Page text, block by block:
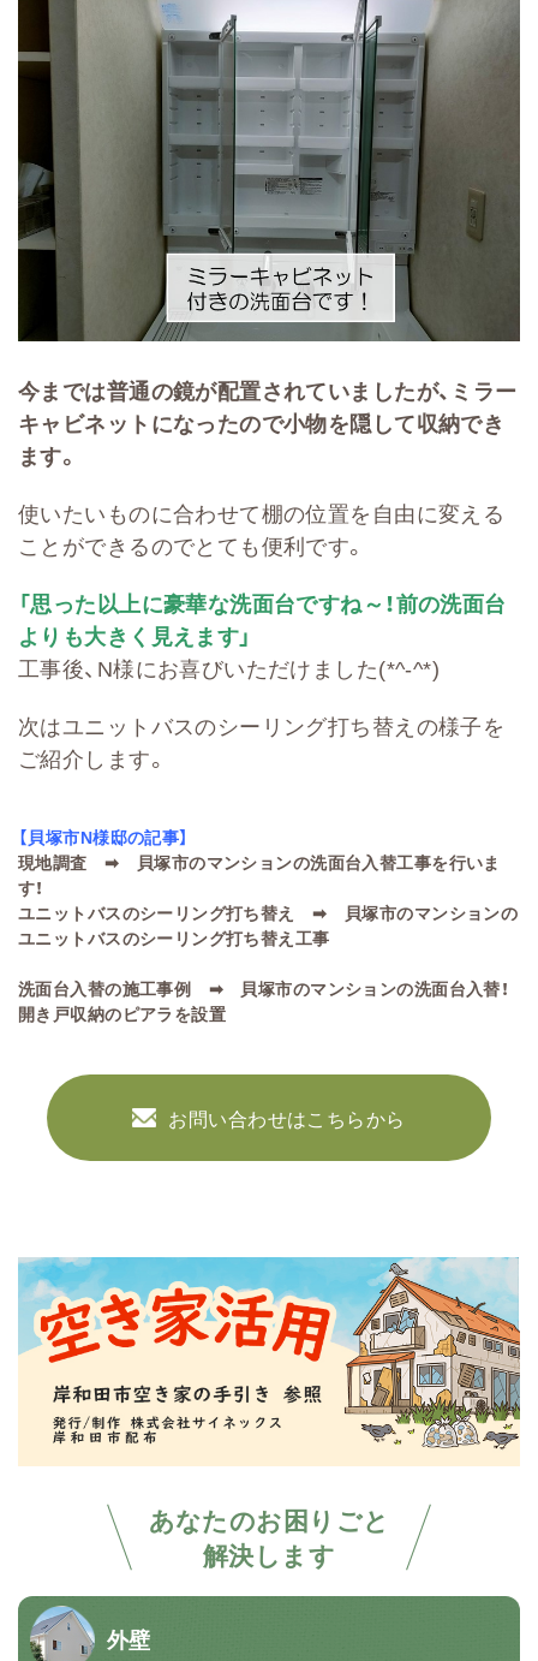
あなたのお困りごと
解決します
外壁
今までは普通の鏡が配置されていましたが、ミラー
キャビネットになったので小物を隠して収納でき
ます。
使いたいものに合わせて棚の位置を自由に変える
ことができるのでとても便利です。
「思った以上に豪華な洗面台ですね～！前の洗面台
よりも大きく見えます」
工事後、N様にお喜びいただけました(*^-^*)
次はユニットバスのシーリング打ち替えの様子を
ご紹介します。
【貝塚市N様邸の記事】
現地調査 ➡
貝塚市のマンションの洗面台入替工事を行いま
す！
ユニットバスのシーリング打ち替え ➡
貝塚市のマンションの
ユニットバスのシーリング打ち替え工事
洗面台入替の施工事例 ➡ 貝塚市のマンションの洗面台入替！
開き戸収納のピアラを設置
お問い合わせはこちらから